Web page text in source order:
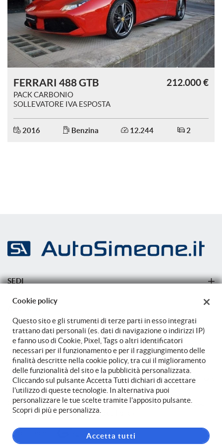
FERRARI 488 GTB
PACK CARBONIO
SOLLEVATORE IVA ESPOSTA
212.000 €
2016 Benzina 12.244 2
SEDI
Azienda
TORNA IN CIMA
Copyright © 2026 Auto Simeone Srl - P.IVA 02149470748 -Leggi
l'informativa sulla privacy-Cookie Policy
Sito creato da:
Cookie policy
Questo sito e gli strumenti di terze parti in esso integrati
trattano dati personali (es. dati di navigazione o indirizzi IP)
e fanno uso di Cookie, Pixel, Tags o altri identificatori
necessari per il funzionamento e per il raggiungimento delle
finalità descritte nella cookie policy, tra cui il miglioramento
delle funzionalità del sito e la pubblicità personalizzata.
Cliccando sul pulsante Accetta Tutti dichiari di accettare
l'utilizzo di queste tecnologie. In alternativa puoi
personalizzare le tue scelte tramite l'apposito pulsante.
Scopri di più e personalizza.
Accetta tutti
tracciamento
che
adottiamo
per
offrire
le
funzionalità
svolgere
le
attività
descritte.
strumenti
di
rimanda
cookie
Puoi
rivedere
e
modificare
le
tue
scelte
in
qualsiasi
momento.